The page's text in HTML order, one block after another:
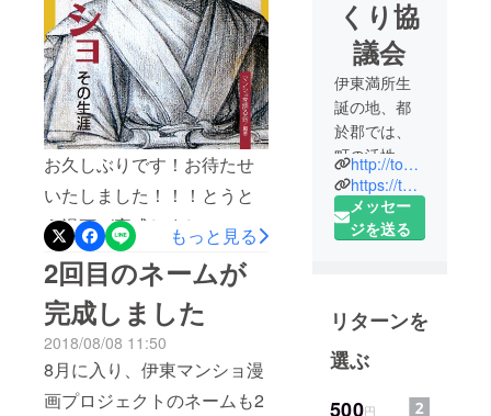
お久しぶりです！お待たせ
いたしました！！！とうと
う漫画が完成しまし
た！！！昨年の年末から支
援募集して、正直資金が集
まらなかったので、とても
厳しい状況でした。「資金
が集まらなくても、この思
いは届けたい」 試行錯誤し
もっと見る
2回目のネームが
完成しました
2018/08/08 11:50
8月に入り、伊東マンショ漫
画プロジェクトのネームも2
くり協
議会
伊東満所生
誕の地、都
於郡では、
町の活性化
に力をいれ
ており、地
域づくり協
を始め、た
くさんの歴
史的文化財
の集まる、
http://tonokuri.main.jp/
https://twitter.com/tonokuri
メッセー
ジを送る
リターンを
選ぶ
500円